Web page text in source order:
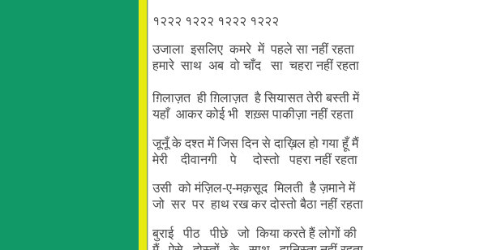
१२२२ १२२२ १२२२ १२२२
उजाला इसलिए कमरे में पहले सा नहीं रहता
हमारे साथ अब वो चाँद सा चहरा नहीं रहता
ग़िलाज़त ही ग़िलाज़त है सियासत तेरी बस्ती में
यहाँ आकर कोई भी शख़्स पाकीज़ा नहीं रहता
जूनूँ के दश्त में जिस दिन से दाख़िल हो गया हूँ मैं
मेरी दीवानगी पे दोस्तो पहरा नहीं रहता
उसी को मंज़िल-ए-मक़सूद मिलती है ज़माने में
जो सर पर हाथ रख कर दोस्तो बैठा नहीं रहता
बुराई पीठ पीछे जो किया करते हैं लोगों की